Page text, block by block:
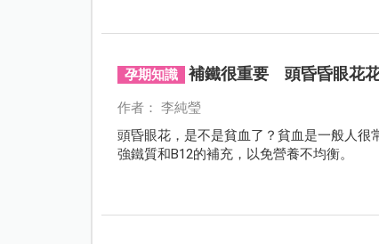
孕期知識 補鐵很重要 頭昏昏眼花
作者： 李純瑩
頭昏眼花，是不是貧血了？貧血是一般人
強鐵質和B12的補充，以免營養不均衡。